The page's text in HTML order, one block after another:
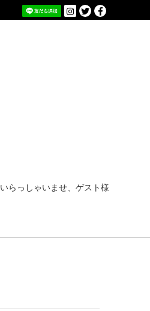
いらっしゃいませ、ゲスト様